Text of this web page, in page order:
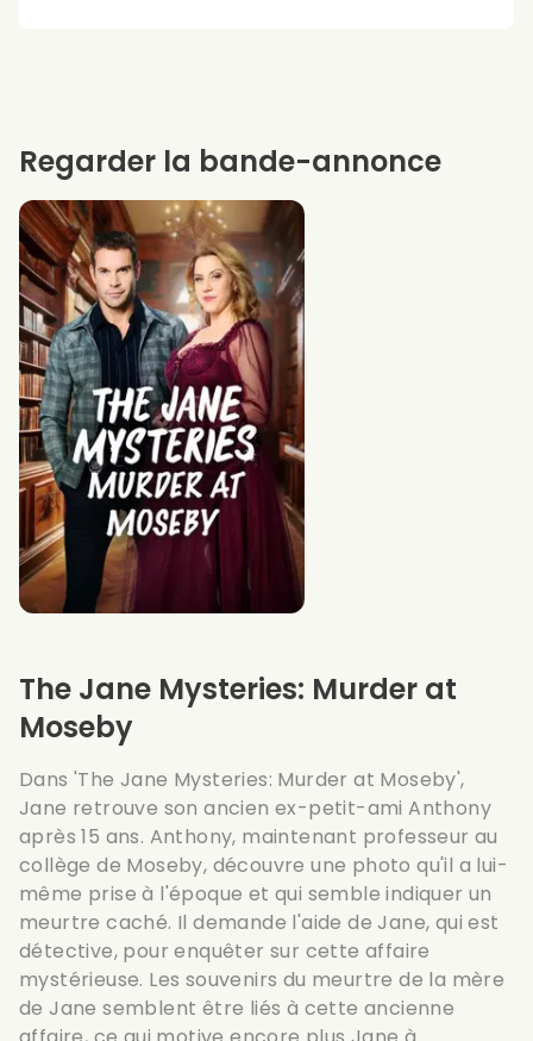
The Jane Mysteries: Murder at
Moseby
Dans 'The Jane Mysteries: Murder at Moseby',
Jane retrouve son ancien ex-petit-ami Anthony
après 15 ans. Anthony, maintenant professeur au
collège de Moseby, découvre une photo qu'il a lui-
même prise à l'époque et qui semble indiquer un
meurtre caché. Il demande l'aide de Jane, qui est
détective, pour enquêter sur cette affaire
mystérieuse. Les souvenirs du meurtre de la mère
de Jane semblent être liés à cette ancienne
Regarder la bande-annonce